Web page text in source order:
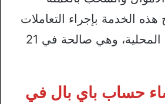
هذه الخدمة بإجراء التعاملات
المالية بالعملة المحلية، وهي صالحة في 21
حساب باي بال في